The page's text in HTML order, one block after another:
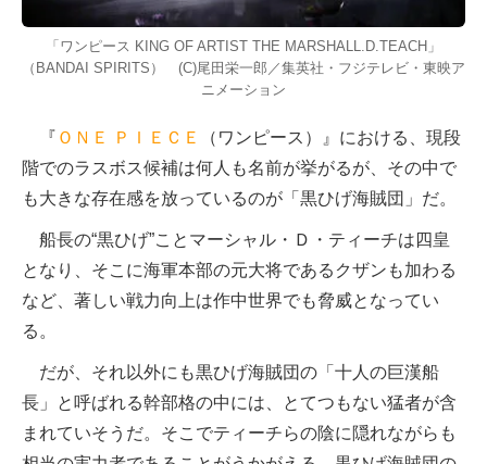
「ワンピース KING OF ARTIST THE MARSHALL.D.TEACH」
（BANDAI SPIRITS） (C)尾田栄一郎／集英社・フジテレビ・東映ア
ニメーション
『 ＯＮＥ ＰＩＥＣＥ
（ワンピース）』における、現段
階でのラスボス候補は何人も名前が挙がるが、その中で
も大きな存在感を放っているのが「黒ひげ海賊団」だ。
船長の“黒ひげ”ことマーシャル・Ｄ・ティーチは四皇
となり、そこに海軍本部の元大将であるクザンも加わる
など、著しい戦力向上は作中世界でも脅威となってい
る。
だが、それ以外にも黒ひげ海賊団の「十人の巨漢船
長」と呼ばれる幹部格の中には、とてつもない猛者が含
まれていそうだ。そこでティーチらの陰に隠れながらも